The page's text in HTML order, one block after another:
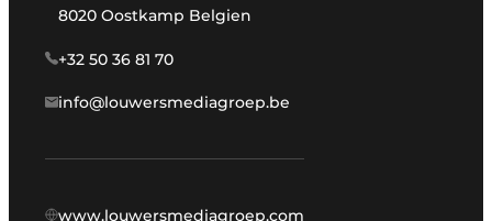
8020 Oostkamp Belgien
+32 50 36 81 70
info@louwersmediagroep.be
www.louwersmediagroep.com